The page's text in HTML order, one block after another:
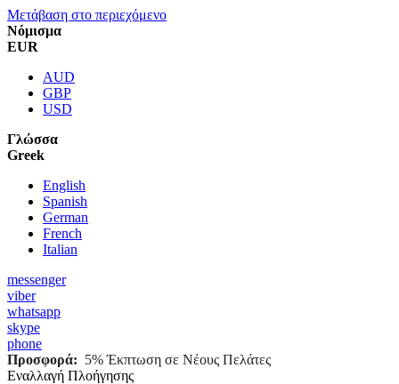
Μετάβαση στο περιεχόμενο
Νόμισμα
EUR
AUD
GBP
USD
Γλώσσα
Greek
English
Spanish
German
French
Italian
messenger
viber
whatsapp
skype
phone
Προσφορά: 5% Έκπτωση σε Νέους Πελάτες
Εναλλαγή Πλοήγησης